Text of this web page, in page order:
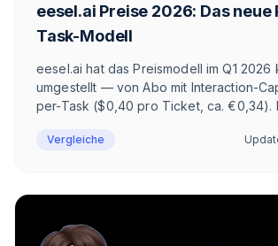
eesel.ai Preise 2026: Das neue
Task-Modell
eesel.ai hat das Preismodell im Q1 2026
umgestellt — von Abo mit Interaction-
per-Task ($0,40 pro Ticket, ca. €0,34).
Rechenbeispiele, Enterprise-Plan,
Page stehen.
Vergleiche